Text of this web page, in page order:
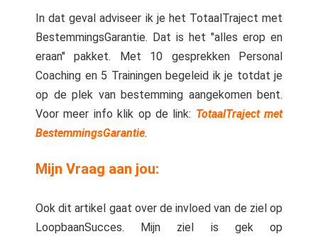
In dat geval adviseer ik je het TotaalTraject met
BestemmingsGarantie. Dat is het "alles erop en
eraan" pakket. Met 10 gesprekken Personal
Coaching en 5 Trainingen begeleid ik je totdat je
op de plek van bestemming aangekomen bent.
Voor meer info klik op de link: TotaalTraject met
BestemmingsGarantie.
Mijn Vraag aan jou:
Ook dit artikel gaat over de invloed van de ziel op
LoopbaanSucces. Mijn ziel is gek op